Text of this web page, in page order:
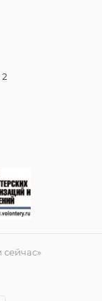
2
сейчас»